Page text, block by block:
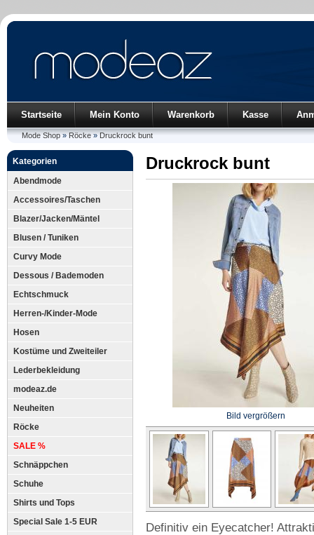
Startseite Mein Konto Warenkorb Kasse
Mode Shop»Röcke»Druckrock bunt
Kategorien
Abendmode
Accessoires/Taschen
Blazer/Jacken/Mäntel
Blusen / Tuniken
Curvy Mode
Dessous / Bademoden
Echtschmuck
Herren-/Kinder-Mode
Hosen
Kostüme und Zweiteiler
Lederbekleidung
modeaz.de
Neuheiten
Röcke
SALE %
Schnäppchen
Schuhe
Shirts und Tops
Special Sale 1-5 EUR
Druckrock bunt
Bild vergrößern
Definitiv ein Eyecatcher!